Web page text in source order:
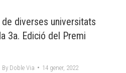
de diverses universitats
3a. Edició del Premi
By Doble Via 14 gener, 2022